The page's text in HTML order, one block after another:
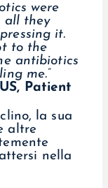
were
all they
it.
to the
antibiotics
me.”
Patient
la sua
altre
nella